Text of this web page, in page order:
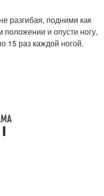
разгибая, подними как
и опусти ногу,
15 раз каждой ногой.